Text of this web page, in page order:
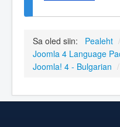
Sa oled siin: Pealeht /
Joomla 4 Language
Joomla! 4 - Bulgarian /